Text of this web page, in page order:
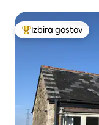
Najbolj priljubljena
Izbira gostov